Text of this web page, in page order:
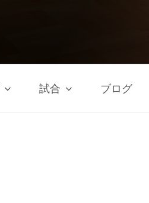
試合 ブログ